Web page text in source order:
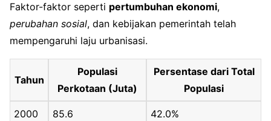
Faktor-faktor seperti pertumbuhan ekonomi,
perubahan sosial, dan kebijakan pemerintah telah
mempengaruhi laju urbanisasi.
Tahun
Populasi
Perkotaan (Juta)
Persentase dari Total
Populasi
2000 85.6 42.0%